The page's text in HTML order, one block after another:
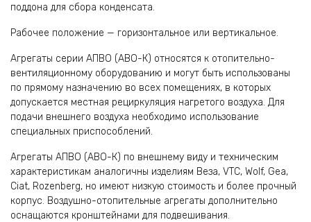
поддона для сбора конденсата.
Рабочее положение — горизонтальное или вертикальное.
Агрегаты серии АПВО (АВО-К) относятся к отопительно-
вентиляционному оборудованию и могут быть использованы
по прямому назначению во всех помещениях, в которых
допускается местная рециркуляция нагретого воздуха. Для
подачи внешнего воздуха необходимо использование
специальных приспособлений.
Агрегаты АПВО (АВО-К) по внешнему виду и техническим
характеристикам аналогичны изделиям Веза, VTC, Wolf, Gea,
Ciat, Rozenberg, но имеют низкую стоимость и более прочный
корпус. Воздушно-отопительные агрегаты дополнительно
оснащаются кронштейнами для подвешивания.